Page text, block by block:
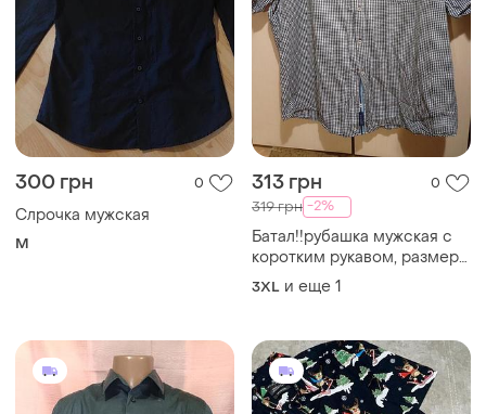
300 грн 0
Слрочка мужская
M
313 грн 0
319 грн -2%
Батал!!рубашка мужская с
коротким рукавом, размер
3/4хл.хлопок 💯!
3XL и еще 1